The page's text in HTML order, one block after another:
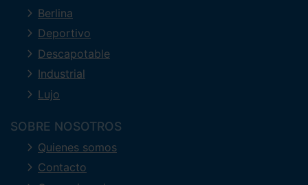
Berlina
Deportivo
Descapotable
Industrial
Lujo
SOBRE NOSOTROS
Quienes somos
Contacto